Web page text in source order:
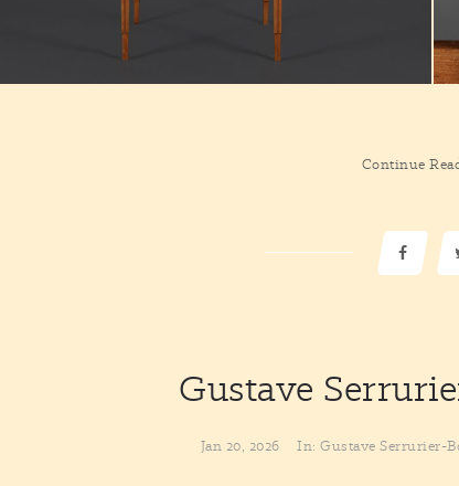
Continue
Gustave
Jan 20, 2026 In:Gustave Serrurier-